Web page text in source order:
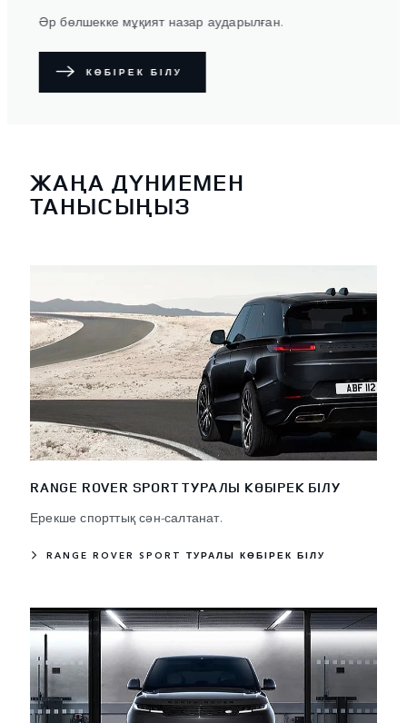
Әр бөлшекке мұқият назар аударылған.
КӨБІРЕК БІЛУ
ЖАҢА ДҮНИЕМЕН
ТАНЫСЫҢЫЗ
RANGE ROVER SPORT ТУРАЛЫ КӨБІРЕК БІЛУ
Ерекше спорттық сән-салтанат.
RANGE ROVER SPORT ТУРАЛЫ КӨБІРЕК БІЛУ